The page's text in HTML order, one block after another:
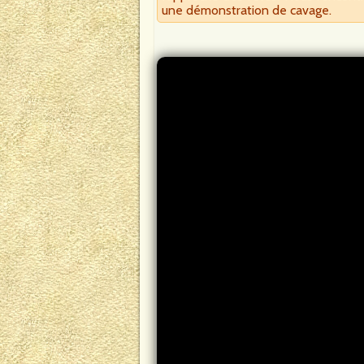
une démonstration de cavage.